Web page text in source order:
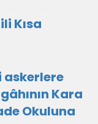
Kısa
askerlere
Kara
Okuluna